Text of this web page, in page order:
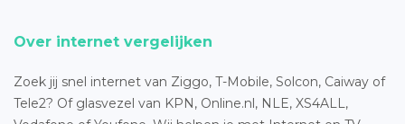
Over internet vergelijken
Zoek jij snel internet van Ziggo, T-Mobile, Solcon, Caiway of
Tele2? Of glasvezel van KPN, Online.nl, NLE, XS4ALL,